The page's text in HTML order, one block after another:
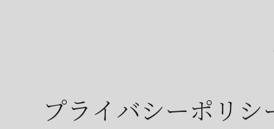
プライバシーポリシ